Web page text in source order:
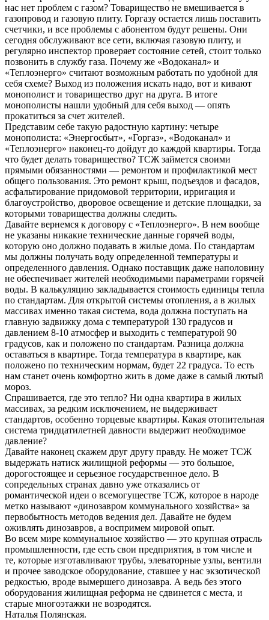
нас нет проблем с газом? Товарищество не вмешивается в
газопровод и газовую плиту. Горгазу остается лишь поставить
счетчики, и все проблемы с абонентом будут решены. Они
сегодня обслуживают все сети, включая газовую плиту, и
регулярно инспектор проверяет состояние сетей, стоит только
позвонить в службу газа. Почему же «Водоканал» и
«Теплоэнерго» считают возможным работать по удобной для
себя схеме? Выход из положения искать надо, вот и кивают
монополист и товарищество друг на друга. В итоге
монополисты нашли удобный для себя выход — опять
прокатиться за счет жителей.
Представим себе такую радостную картину: четыре
монополиста: «Энергосбыт», «Горгаз», «Водоканал» и
«Теплоэнерго» наконец-то дойдут до каждой квартиры. Тогда
что будет делать товарищество? ТСЖ займется своими
прямыми обязанностями — ремонтом и профилактикой мест
общего пользования. Это ремонт крыш, подъездов и фасадов,
асфальтирование придомовой территории, ирригация и
благоустройство, дворовое освещение и детские площадки, за
которыми товарищества должны следить.
Давайте вернемся к договору с «Теплоэнерго». В нем вообще
не указаны никакие технические данные горячей воды,
которую оно должно подавать в жилые дома. По стандартам
мы должны получать воду определенной температуры и
определенного давления. Однако поставщик даже наполовину
не обеспечивает жителей необходимыми параметрами горячей
воды. В калькуляцию закладывается стоимость единицы тепла
по стандартам. Для открытой системы отопления, а в жилых
массивах именно такая система, вода должна поступать на
главную задвижку дома с температурой 130 градусов и
давлением 8-10 атмосфер и выходить с температурой 90
градусов, как и положено по стандартам. Разница должна
оставаться в квартире. Тогда температура в квартире, как
положено по техническим нормам, будет 22 градуса. То есть
нам станет очень комфортно жить в доме даже в самый лютый
мороз.
Спрашивается, где это тепло? Ни одна квартира в жилых
массивах, за редким исключением, не выдерживает
стандартов, особенно торцевые квартиры. Какая отопительная
система тридцатилетней давности выдержит необходимое
давление?
Давайте наконец скажем друг другу правду. Не может ТСЖ
выдержать натиск жилищной реформы — это большое,
дорогостоящее и серьезное государственное дело. В
сопредельных странах давно уже отказались от
романтической идеи о всемогуществе ТСЖ, которое в народе
метко называют «динозавром коммунального хозяйства» за
первобытность методов ведения дел. Давайте не будем
оживлять динозавров, а воспримем мировой опыт.
Во всем мире коммунальное хозяйство — это крупная отрасль
промышленности, где есть свои предприятия, в том числе и
те, которые изготавливают трубы, элеваторные узлы, вентили
и прочее заводское оборудование, ставшее у нас экзотической
редкостью, вроде вымершего динозавра. А ведь без этого
оборудования жилищная реформа не сдвинется с места, и
старые многоэтажки не возродятся.
Наталья Полянская.